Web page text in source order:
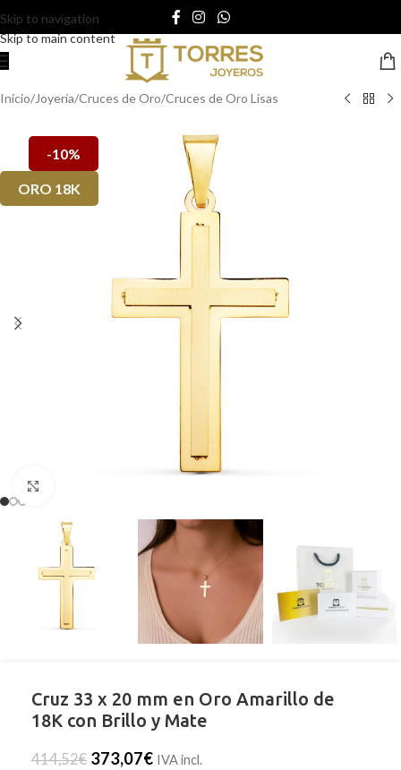
Skip to navigation
Skip to main content
Inicio/Joyería/Cruces de Oro/Cruces de Oro Lisas
-10%
ORO 18K
Cruz 33 x 20 mm en Oro Amarillo de
18K con Brillo y Mate
414,52€ 373,07€ IVA incl.